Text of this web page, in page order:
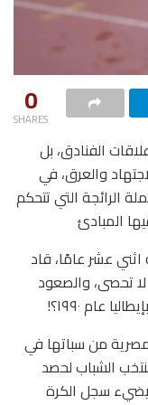
0
SHARES
الفنادق، بل
والعرق، في
الرائجة التي تتحكم
المبادئ
عشر عامًا، قاد
لا تحصى، والصعود
عام ١٩٩٠؟!
من سباتها في
٢٠١٣، حين قاد منتخب الشباب لحصد
يضيء سجل الكرة